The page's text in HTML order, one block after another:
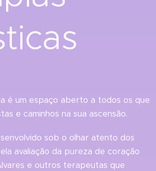
é um espaço aberto a todos os que
e caminhos na sua ascensão.
sob o olhar atento dos
avaliação da pureza de coração
e outros terapeutas que